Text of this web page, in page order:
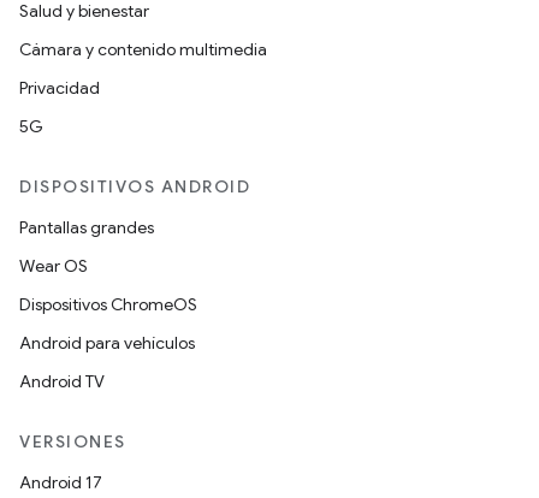
Salud y bienestar
Cámara y contenido multimedia
Privacidad
5G
DISPOSITIVOS ANDROID
Pantallas grandes
Wear OS
Dispositivos ChromeOS
Android para vehículos
Android TV
VERSIONES
Android 17